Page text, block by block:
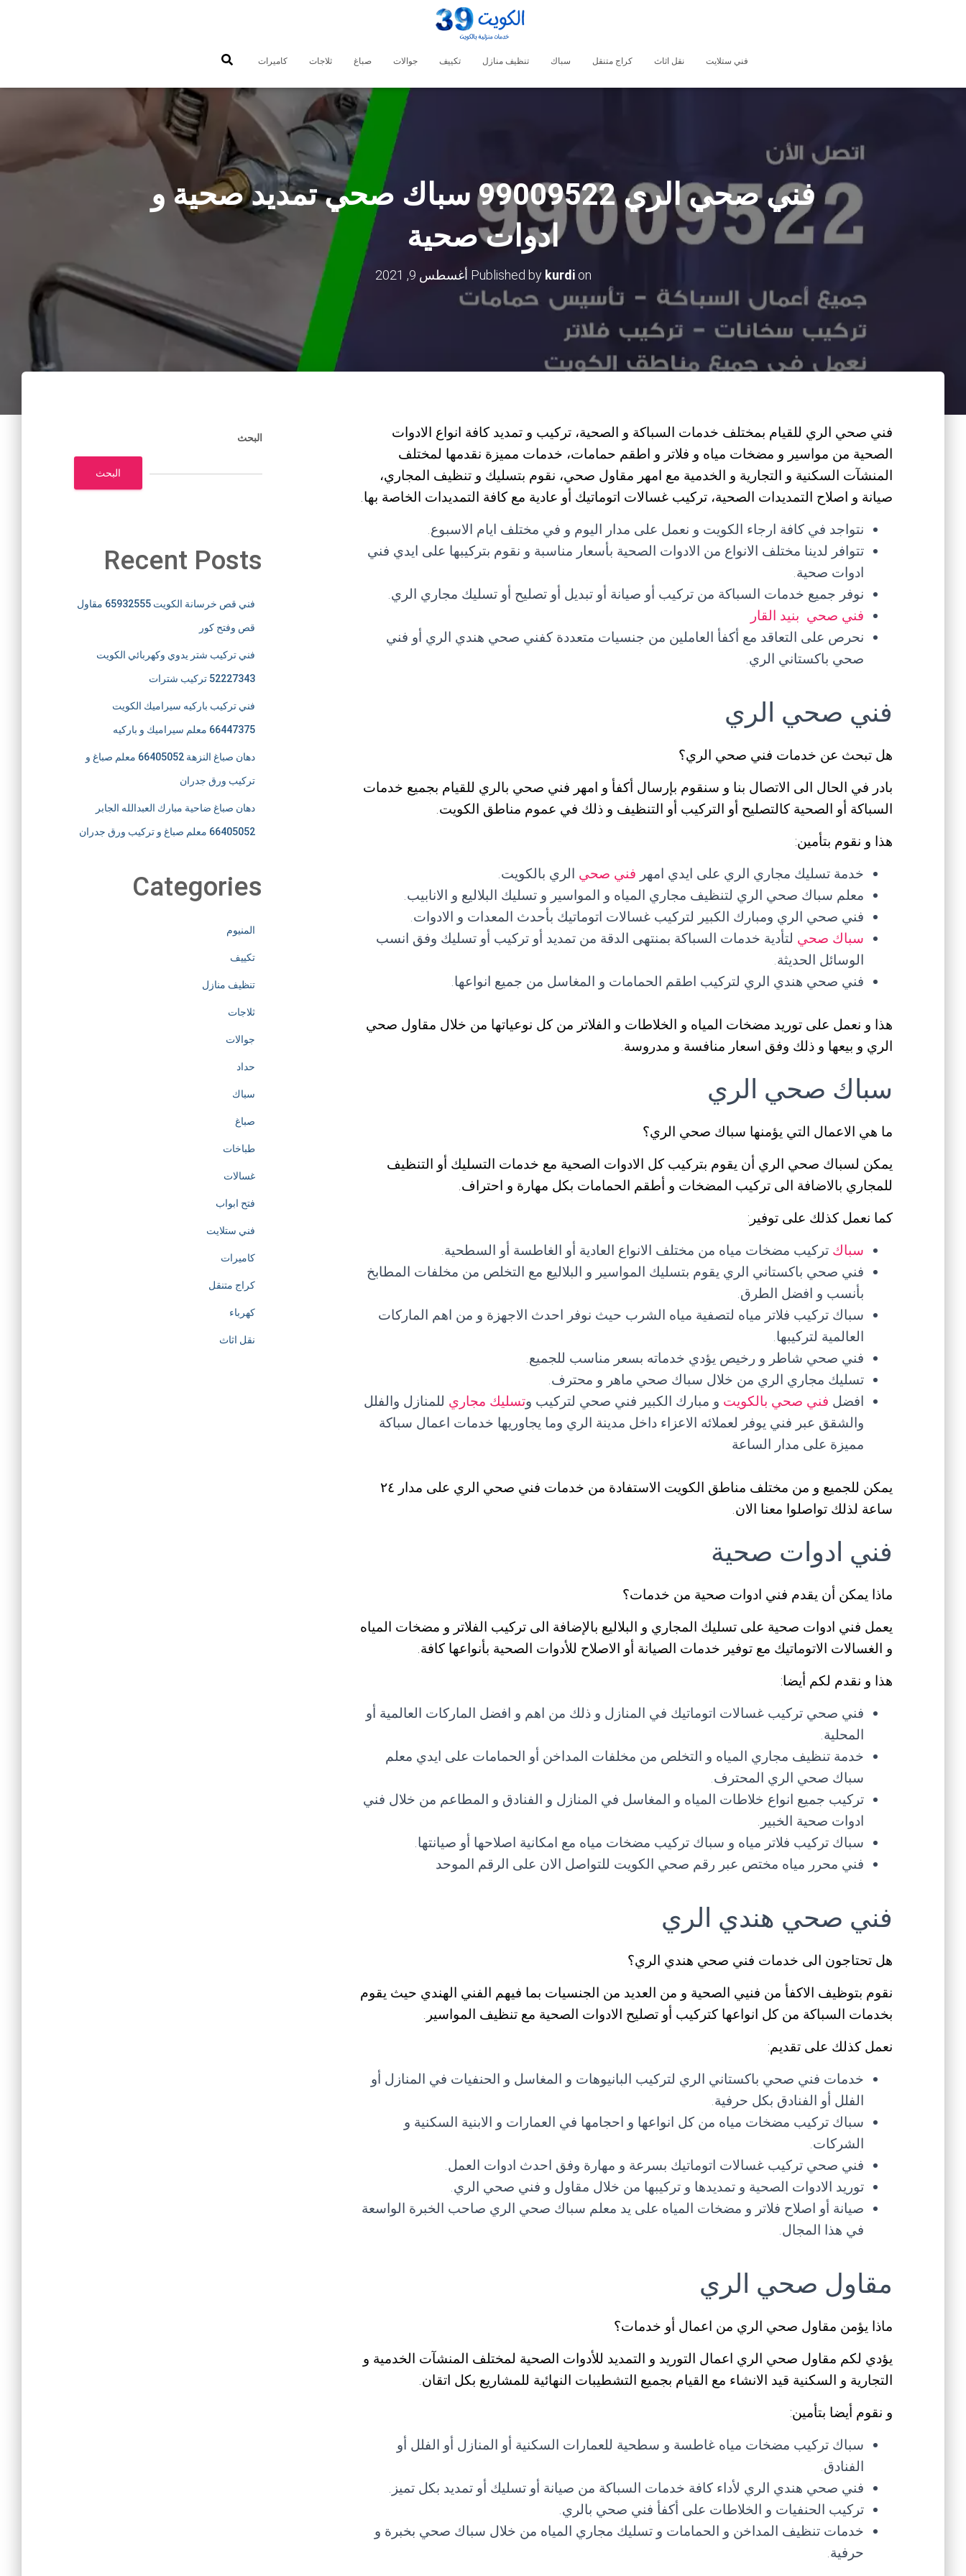
فني ستلايت نقل اثاث كراج متنقل سباك تنظيف منازل تكييف جوالات صباغ ثلاجات كاميرات
فني صحي الري 99009522 سباك صحي تمديد صحية و
ادوات صحية
Published by kurdion أغسطس 9, 2021
فني صحي الري للقيام بمختلف خدمات السباكة و الصحية، تركيب و تمديد كافة انواع الادوات
الصحية من مواسير و مضخات مياه و فلاتر و اطقم حمامات، خدمات مميزة نقدمها لمختلف
المنشآت السكنية و التجارية و الخدمية مع امهر مقاول صحي، نقوم بتسليك و تنظيف المجاري،
صيانة و اصلاح التمديدات الصحية، تركيب غسالات اتوماتيك أو عادية مع كافة التمديدات الخاصة بها.
نتواجد في كافة ارجاء الكويت و نعمل على مدار اليوم و في مختلف ايام الاسبوع.
تتوافر لدينا مختلف الانواع من الادوات الصحية بأسعار مناسبة و نقوم بتركيبها على ايدي فني
ادوات صحية.
نوفر جميع خدمات السباكة من تركيب أو صيانة أو تبديل أو تصليح أو تسليك مجاري الري.
فني صحي بنيد القار
نحرص على التعاقد مع أكفأ العاملين من جنسيات متعددة كفني صحي هندي الري أو فني
صحي باكستاني الري.
فني صحي الري
هل تبحث عن خدمات فني صحي الري؟
بادر في الحال الى الاتصال بنا و سنقوم بإرسال أكفأ و امهر فني صحي بالري للقيام بجميع خدمات
السباكة أو الصحية كالتصليح أو التركيب أو التنظيف و ذلك في عموم مناطق الكويت.
هذا و نقوم بتأمين:
خدمة تسليك مجاري الري على ايدي امهر فني صحي الري بالكويت.
معلم سباك صحي الري لتنظيف مجاري المياه و المواسير و تسليك البلاليع و الانابيب.
فني صحي الري ومبارك الكبير لتركيب غسالات اتوماتيك بأحدث المعدات و الادوات.
سباك صحي لتأدية خدمات السباكة بمنتهى الدقة من تمديد أو تركيب أو تسليك وفق انسب
الوسائل الحديثة.
فني صحي هندي الري لتركيب اطقم الحمامات و المغاسل من جميع انواعها.
هذا و نعمل على توريد مضخات المياه و الخلاطات و الفلاتر من كل نوعياتها من خلال مقاول صحي
الري و بيعها و ذلك وفق اسعار منافسة و مدروسة.
سباك صحي الري
ما هي الاعمال التي يؤمنها سباك صحي الري؟
يمكن لسباك صحي الري أن يقوم بتركيب كل الادوات الصحية مع خدمات التسليك أو التنظيف
للمجاري بالاضافة الى تركيب المضخات و أطقم الحمامات بكل مهارة و احتراف.
كما نعمل كذلك على توفير:
سباك تركيب مضخات مياه من مختلف الانواع العادية أو الغاطسة أو السطحية.
فني صحي باكستاني الري يقوم بتسليك المواسير و البلاليع مع التخلص من مخلفات المطابخ
بأنسب و افضل الطرق.
سباك تركيب فلاتر مياه لتصفية مياه الشرب حيث نوفر احدث الاجهزة و من اهم الماركات
العالمية لتركيبها.
فني صحي شاطر و رخيص يؤدي خدماته بسعر مناسب للجميع.
تسليك مجاري الري من خلال سباك صحي ماهر و محترف.
افضل فني صحي بالكويت و مبارك الكبير فني صحي لتركيب وتسليك مجاري للمنازل والفلل
والشقق عبر فني يوفر لعملائه الاعزاء داخل مدينة الري وما يجاوريها خدمات اعمال سباكة
مميزة على مدار الساعة
يمكن للجميع و من مختلف مناطق الكويت الاستفادة من خدمات فني صحي الري على مدار ٢٤
ساعة لذلك تواصلوا معنا الان.
فني ادوات صحية
ماذا يمكن أن يقدم فني ادوات صحية من خدمات؟
يعمل فني ادوات صحية على تسليك المجاري و البلاليع بالإضافة الى تركيب الفلاتر و مضخات المياه
و الغسالات الاتوماتيك مع توفير خدمات الصيانة أو الاصلاح للأدوات الصحية بأنواعها كافة.
هذا و نقدم لكم أيضا:
فني صحي تركيب غسالات اتوماتيك في المنازل و ذلك من اهم و افضل الماركات العالمية أو
المحلية.
خدمة تنظيف مجاري المياه و التخلص من مخلفات المداخن أو الحمامات على ايدي معلم
سباك صحي الري المحترف.
تركيب جميع انواع خلاطات المياه و المغاسل في المنازل و الفنادق و المطاعم من خلال فني
ادوات صحية الخبير.
سباك تركيب فلاتر مياه و سباك تركيب مضخات مياه مع امكانية اصلاحها أو صيانتها.
فني محرر مياه مختص عبر رقم صحي الكويت للتواصل الان على الرقم الموحد
فني صحي هندي الري
هل تحتاجون الى خدمات فني صحي هندي الري؟
نقوم بتوظيف الاكفأ من فنيي الصحية و من العديد من الجنسيات بما فيهم الفني الهندي حيث يقوم
بخدمات السباكة من كل انواعها كتركيب أو تصليح الادوات الصحية مع تنظيف المواسير.
نعمل كذلك على تقديم:
خدمات فني صحي باكستاني الري لتركيب البانيوهات و المغاسل و الحنفيات في المنازل أو
الفلل أو الفنادق بكل حرفية.
سباك تركيب مضخات مياه من كل انواعها و احجامها في العمارات و الابنية السكنية و
الشركات.
فني صحي تركيب غسالات اتوماتيك بسرعة و مهارة وفق احدث ادوات العمل.
توريد الادوات الصحية و تمديدها و تركيبها من خلال مقاول و فني صحي الري.
صيانة أو اصلاح فلاتر و مضخات المياه على يد معلم سباك صحي الري صاحب الخبرة الواسعة
في هذا المجال.
مقاول صحي الري
ماذا يؤمن مقاول صحي الري من اعمال أو خدمات؟
يؤدي لكم مقاول صحي الري اعمال التوريد و التمديد للأدوات الصحية لمختلف المنشآت الخدمية و
التجارية و السكنية قيد الانشاء مع القيام بجميع التشطيبات النهائية للمشاريع بكل اتقان.
و نقوم أيضا بتأمين:
سباك تركيب مضخات مياه غاطسة و سطحية للعمارات السكنية أو المنازل أو الفلل أو
الفنادق.
فني صحي هندي الري لأداء كافة خدمات السباكة من صيانة أو تسليك أو تمديد بكل تميز.
تركيب الحنفيات و الخلاطات على أكفأ فني صحي بالري.
خدمات تنظيف المداخن و الحمامات و تسليك مجاري المياه من خلال سباك صحي بخبرة و
حرفية.
البحث
البحث
Recent Posts
فني قص خرسانة الكويت 65932555 مقاول
قص وفتح كور
فني تركيب شتر يدوي وكهربائي الكويت
52227343 تركيب شترات
فني تركيب باركيه سيراميك الكويت
66447375 معلم سيراميك و باركيه
دهان صباغ النزهة 66405052 معلم صباغ و
تركيب ورق جدران
دهان صباغ ضاحية مبارك العبدالله الجابر
66405052 معلم صباغ و تركيب ورق جدران
Categories
المنيوم
تكييف
تنظيف منازل
ثلاجات
جوالات
حداد
سباك
صباغ
طباخات
غسالات
فتح ابواب
فني ستلايت
كاميرات
كراج متنقل
كهرباء
نقل اثاث